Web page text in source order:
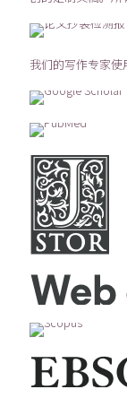
我们的写作专家